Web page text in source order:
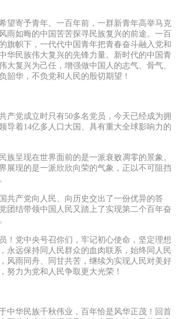
寄予青年。一百年前，一群新青年高举马克
雨如晦的中国苦苦探寻民族复兴的前途。一百
旗帜下，一代代中国青年把青春奋斗融入党和
华民族伟大复兴的先锋力量。新时代的中国青
大复兴为己任，增强做中国人的志气、骨气、
韶华，不负党和人民的殷切期望！
党成立时只有50多名党员，今天已经成为拥
导着14亿多人口大国、具有重大全球影响力的
呈现在世界面前的是一派衰败凋零的景象。
展现的是一派欣欣向荣的气象，正以不可阻挡
产党向人民、向历史交出了一份优异的答
团结带领中国人民又踏上了实现第二个百年奋
党中央号召你们，牢记初心使命，坚定理想
永远保持同人民群众的血肉联系，始终同人民
风雨同舟、同甘共苦，继续为实现人民对美好
努力为党和人民争取更大光荣！
华民族千秋伟业，百年恰是风华正茂！回首